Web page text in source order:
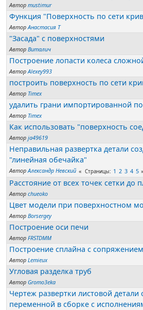
Автор mustimur
Функция "Поверхность по сети
АвторАнастасия Т
"Засада" с поверхностями
Автор Виталич
Построение лопасти колеса
АвторAlexey993
построить поверхность по сети
Автор Timex
удалить грани импортированной
Автор Timex
Как использовать "поверхность
Автор ja49619
Неправильная развертка детали
"линейная обечайка"
АвторАлександр Невский Страницы 1 2 3 4 5
Расстояние от всех точек сетки до
Автор chueoko
Цвет модели при поверхностном
Автор Borsergey
Построение оси печи
Автор FRSTDMM
Построение сплайна с
Автор Lemieux
Угловая разделка труб
Автор Gromo3eka
Чертеж развертки листовой детали
переменной в сборке с